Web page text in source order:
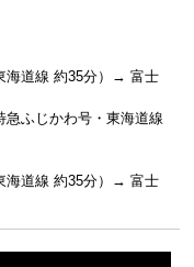
海道線 約35分）→ 富士
ふじかわ号・東海道線
道線 約35分）→ 富士